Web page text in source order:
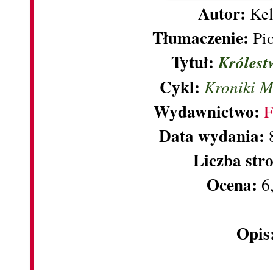
Autor:
Tłumaczenie:
Tytuł:
Cykl:Kroniki
Wydawnictwo:
Data wydania:
Liczba
Ocena: